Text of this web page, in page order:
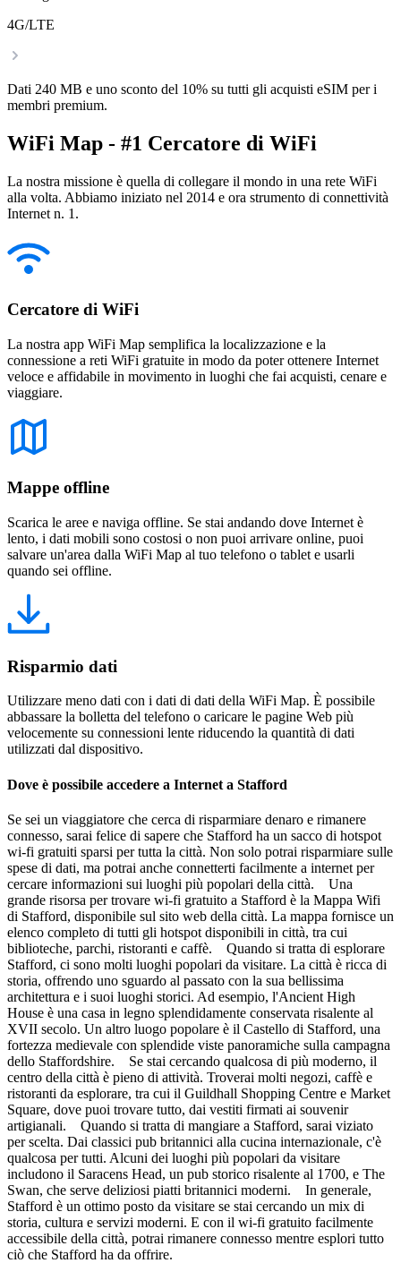
4G/LTE
Dati 240 MB e uno sconto del 10% su tutti gli acquisti eSIM per i
membri premium.
WiFi Map - #1 Cercatore di WiFi
La nostra missione è quella di collegare il mondo in una rete WiFi
alla volta. Abbiamo iniziato nel 2014 e ora strumento di connettività
Internet n. 1.
Cercatore di WiFi
La nostra app WiFi Map semplifica la localizzazione e la
connessione a reti WiFi gratuite in modo da poter ottenere Internet
veloce e affidabile in movimento in luoghi che fai acquisti, cenare e
viaggiare.
Mappe offline
Scarica le aree e naviga offline. Se stai andando dove Internet è
lento, i dati mobili sono costosi o non puoi arrivare online, puoi
salvare un'area dalla WiFi Map al tuo telefono o tablet e usarli
quando sei offline.
Risparmio dati
Utilizzare meno dati con i dati di dati della WiFi Map. È possibile
abbassare la bolletta del telefono o caricare le pagine Web più
velocemente su connessioni lente riducendo la quantità di dati
utilizzati dal dispositivo.
Dove è possibile accedere a Internet a Stafford
Se sei un viaggiatore che cerca di risparmiare denaro e rimanere
connesso, sarai felice di sapere che Stafford ha un sacco di hotspot
wi-fi gratuiti sparsi per tutta la città. Non solo potrai risparmiare sulle
spese di dati, ma potrai anche connetterti facilmente a internet per
cercare informazioni sui luoghi più popolari della città. Una
grande risorsa per trovare wi-fi gratuito a Stafford è la Mappa Wifi
di Stafford, disponibile sul sito web della città. La mappa fornisce un
elenco completo di tutti gli hotspot disponibili in città, tra cui
biblioteche, parchi, ristoranti e caffè. Quando si tratta di esplorare
Stafford, ci sono molti luoghi popolari da visitare. La città è ricca di
storia, offrendo uno sguardo al passato con la sua bellissima
architettura e i suoi luoghi storici. Ad esempio, l'Ancient High
House è una casa in legno splendidamente conservata risalente al
XVII secolo. Un altro luogo popolare è il Castello di Stafford, una
fortezza medievale con splendide viste panoramiche sulla campagna
dello Staffordshire. Se stai cercando qualcosa di più moderno, il
centro della città è pieno di attività. Troverai molti negozi, caffè e
ristoranti da esplorare, tra cui il Guildhall Shopping Centre e Market
Square, dove puoi trovare tutto, dai vestiti firmati ai souvenir
artigianali. Quando si tratta di mangiare a Stafford, sarai viziato
per scelta. Dai classici pub britannici alla cucina internazionale, c'è
qualcosa per tutti. Alcuni dei luoghi più popolari da visitare
includono il Saracens Head, un pub storico risalente al 1700, e The
Swan, che serve deliziosi piatti britannici moderni. In generale,
Stafford è un ottimo posto da visitare se stai cercando un mix di
storia, cultura e servizi moderni. E con il wi-fi gratuito facilmente
accessibile della città, potrai rimanere connesso mentre esplori tutto
ciò che Stafford ha da offrire.